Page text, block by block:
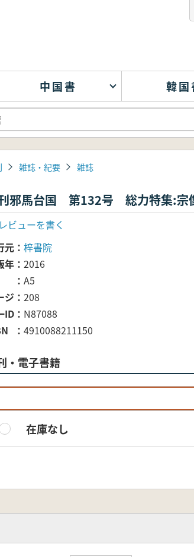
中国書 韓国
雑誌・紀要 雑誌
邪馬台国 第132号 総力特集:宗
レビューを書く
元
梓書院
年
2016
A5
ジ
208
ID
N87088
4910088211150
・電子書籍
在庫なし